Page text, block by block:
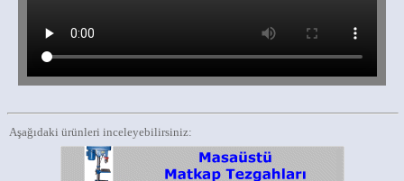
Aşağıdaki ürünleri inceleyebilirsiniz: